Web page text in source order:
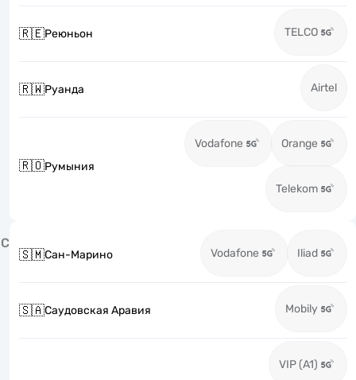
🇷🇪Реюньон TELCO
🇷🇼Руанда Airtel
🇷🇴Румыния
Vodafone Orange
Telekom
С
🇸🇲Сан-Марино Vodafone Iliad
🇸🇦Саудовская Аравия Mobily
VIP (A1)